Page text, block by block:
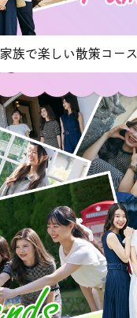
家族で楽しい散策コース